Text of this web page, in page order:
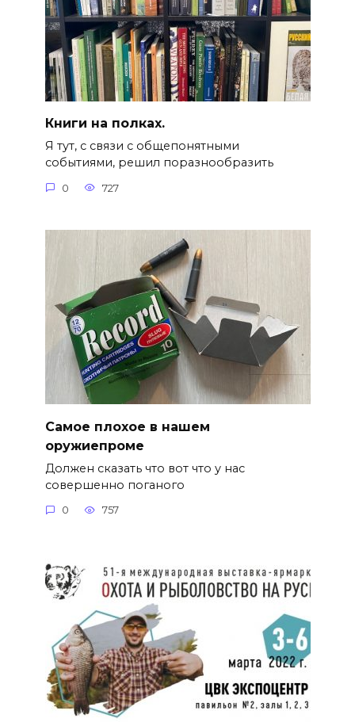
Книги на полках.
Я тут, с связи с общепонятными
событиями, решил поразнообразить
0 727
Самое плохое в нашем
оружиепроме
Должен сказать что вот что у нас
совершенно поганого
0 757